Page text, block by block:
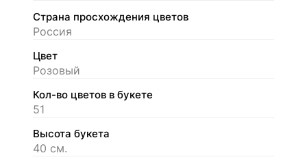
Страна просхождения цветов
Россия
Цвет
Розовый
Кол-во цветов в букете
51
Высота букета
40 см.